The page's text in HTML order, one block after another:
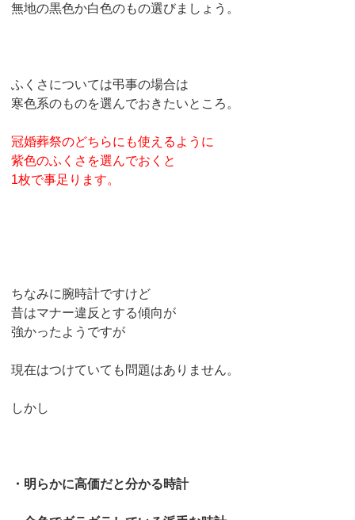
無地の黒色か白色のもの選びましょう。
ふくさについては弔事の場合は
寒色系のものを選んでおきたいところ。
冠婚葬祭のどちらにも使えるように
紫色のふくさを選んでおくと
1枚で事足ります。
ちなみに腕時計ですけど
昔はマナー違反とする傾向が
強かったようですが
現在はつけていても問題はありません。
しかし
・明らかに高価だと分かる時計